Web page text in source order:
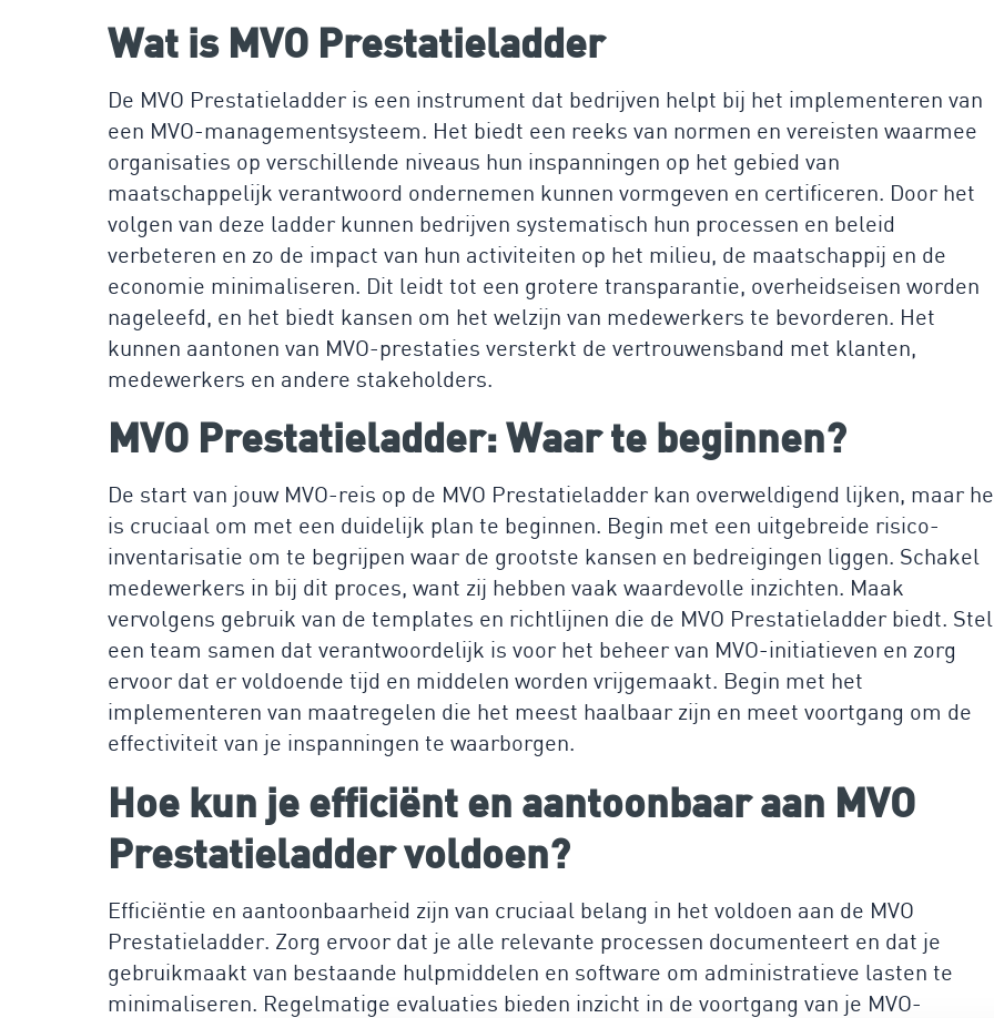
Wat is MVO Prestatieladder
De MVO Prestatieladder is een instrument dat bedrijven helpt bij het implementeren van
een MVO-managementsysteem. Het biedt een reeks van normen en vereisten waarmee
organisaties op verschillende niveaus hun inspanningen op het gebied van
maatschappelijk verantwoord ondernemen kunnen vormgeven en certificeren. Door het
volgen van deze ladder kunnen bedrijven systematisch hun processen en beleid
verbeteren en zo de impact van hun activiteiten op het milieu, de maatschappij en de
economie minimaliseren. Dit leidt tot een grotere transparantie, overheidseisen worden
nageleefd, en het biedt kansen om het welzijn van medewerkers te bevorderen. Het
kunnen aantonen van MVO-prestaties versterkt de vertrouwensband met klanten,
medewerkers en andere stakeholders.
MVO Prestatieladder: Waar te beginnen?
De start van jouw MVO-reis op de MVO Prestatieladder kan overweldigend lijken, maar
is cruciaal om met een duidelijk plan te beginnen. Begin met een uitgebreide risico-
inventarisatie om te begrijpen waar de grootste kansen en bedreigingen liggen. Schakel
medewerkers in bij dit proces, want zij hebben vaak waardevolle inzichten. Maak
vervolgens gebruik van de templates en richtlijnen die de MVO Prestatieladder biedt. Stel
een team samen dat verantwoordelijk is voor het beheer van MVO-initiatieven en zorg
ervoor dat er voldoende tijd en middelen worden vrijgemaakt. Begin met het
implementeren van maatregelen die het meest haalbaar zijn en meet voortgang om de
effectiviteit van je inspanningen te waarborgen.
Hoe kun je efficiënt en aantoonbaar aan MVO
Prestatieladder voldoen?
Efficiëntie en aantoonbaarheid zijn van cruciaal belang in het voldoen aan de MVO
Prestatieladder. Zorg ervoor dat je alle relevante processen documenteert en dat je
gebruikmaakt van bestaande hulpmiddelen en software om administratieve lasten te
minimaliseren. Regelmatige evaluaties bieden inzicht in de voortgang van je MVO-